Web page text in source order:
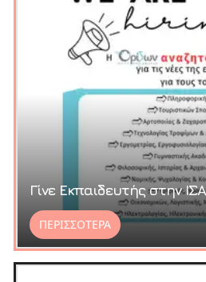
Γίνε Εκπαιδευτής στην
ΠΕΡΙΣΣΟΤΕΡΑ